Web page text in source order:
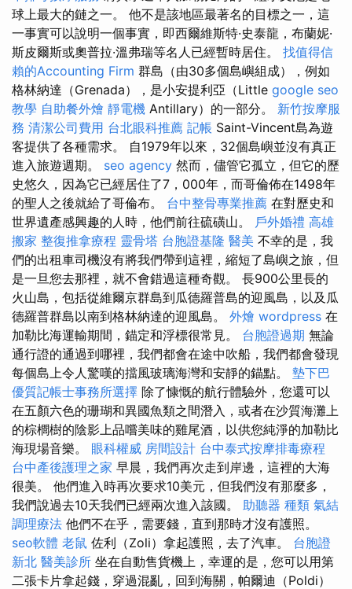
球上最大的鏈之一。 他不是該地區最著名的目標之一，這
一事實可以說明一個事實，即西爾維斯特·史泰龍，布蘭妮·
斯皮爾斯或奧普拉·溫弗瑞等名人已經暫時居住。 找值得信
賴的Accounting Firm 群島（由30多個島嶼組成），例如
格林納達（Grenada），是小安提利亞（Little google seo
教學 自助餐外燴 靜電機 Antillary）的一部分。 新竹按摩服
務 清潔公司費用 台北眼科推薦 記帳 Saint-Vincent島為遊
客提供了各種需求。 自1979年以來，32個島嶼並沒有真正
進入旅遊週期。 seo agency 然而，儘管它孤立，但它的歷
史悠久，因為它已經居住了7，000年，而哥倫佈在1498年
的聖人之後就給了哥倫布。 台中整骨專業推薦 在對歷史和
世界遺產感興趣的人時，他們前往硫磺山。 戶外婚禮 高雄
搬家 整復推拿療程 靈骨塔 台胞證基隆 醫美 不幸的是，我
們的出租車司機沒有將我們帶到這裡，縮短了島嶼之旅，但
是一旦您去那裡，就不會錯過這種奇觀。 長900公里長的
火山島，包括從維爾京群島到瓜德羅普島的迎風島，以及瓜
德羅普群島以南到格林納達的迎風島。 外燴 wordpress 在
加勒比海運輸期間，錨定和浮標很常見。 台胞證過期 無論
通行證的通過到哪裡，我們都會在途中吹船，我們都會發現
每個島上令人驚嘆的擋風玻璃海灣和安靜的錨點。 墊下巴
優質記帳士事務所選擇 除了慷慨的航行體驗外，您還可以
在五顏六色的珊瑚和異國魚類之間潛入，或者在沙質海灘上
的棕櫚樹的陰影上品嚐美味的雞尾酒，以供您純淨的加勒比
海現場音樂。 眼科權威 房間設計 台中泰式按摩排毒療程
台中產後護理之家 早晨，我們再次走到岸邊，這裡的大海
很美。 他們進入時再次要求10美元，但我們沒有那麼多，
我們說過去10天我們已經兩次進入該國。 助聽器 種類 氣結
調理療法 他們不在乎，需要錢，直到那時才沒有護照。
seo軟體 老鼠 佐利（Zoli）拿起護照，去了汽車。 台胞證
新北 醫美診所 坐在自動售貨機上，幸運的是，您可以用第
二張卡片拿起錢，穿過混亂，回到海關，帕爾迪（Poldi）